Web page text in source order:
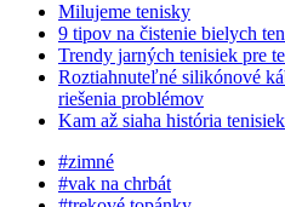
Milujeme tenisky
9 tipov na čistenie bielych
Trendy jarných tenisiek pre
Roztiahnuteľné silikónové
riešenia problémov
Kam až siaha história
#zimné
#vak na chrbát